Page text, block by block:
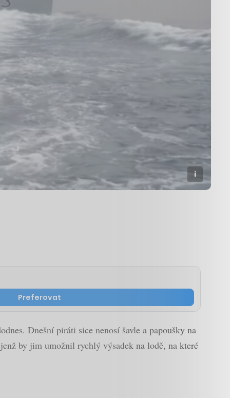
Preferovat
Dnešní piráti sice nenosí šavle a papoušky na
by jim umožnil rychlý výsadek na lodě, na které